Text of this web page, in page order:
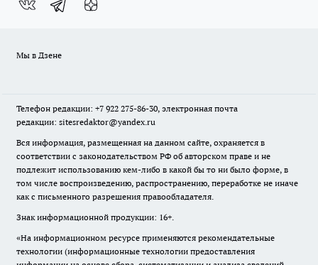
Мы в Дзене
Телефон редакции: +7 922 275-86-30, электронная почта
редакции: sitesredaktor@yandex.ru
Вся информация, размещенная на данном сайте, охраняется в
соответствии с законодательством РФ об авторском праве и не
подлежит использованию кем-либо в какой бы то ни было форме, в
том числе воспроизведению, распространению, переработке не иначе
как с письменного разрешения правообладателя.
Знак информационной продукции: 16+.
«На информационном ресурсе применяются рекомендательные
технологии (информационные технологии предоставления